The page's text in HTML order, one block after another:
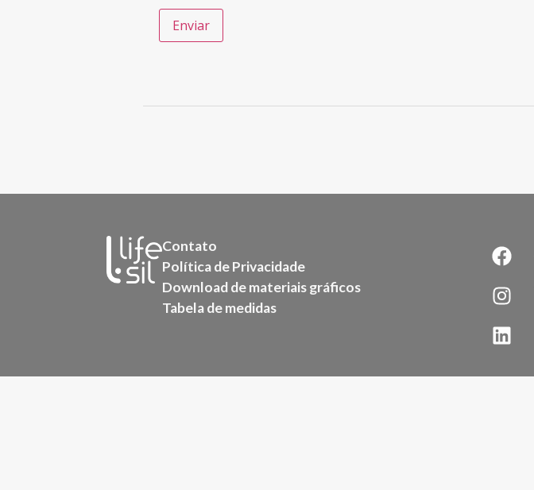
Contato
Política de Privacidade
Download de materiais gráficos
Tabela de medidas